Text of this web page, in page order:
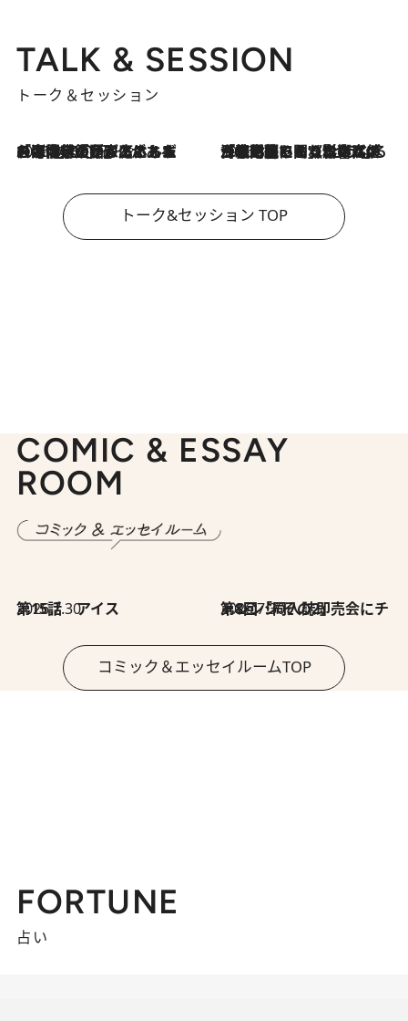
TALK & SESSION
トーク＆セッション
2026.8.3
「今後値上げがあるとすれば…」「リスクがあるのは今年の冬」エネルギー専門家が語る、ホルムズ海峡封鎖が家庭にもたらす“ある心配” 2026.8.3
「住宅建てられない…」「サーチャージ料の高値が続いている」ホルムズ海峡封鎖による影響はいつまで続く？《エネルギー専門家に聞く“どうなる日本の暮らし”》
トーク&セッション TOP
COMIC & ESSAY
ROOM
2026.7.30
第15話 アイス 2026.7.30
第8回「同人誌即売会にチャレンジ その2」
コミック＆エッセイルームTOP
FORTUNE
占い